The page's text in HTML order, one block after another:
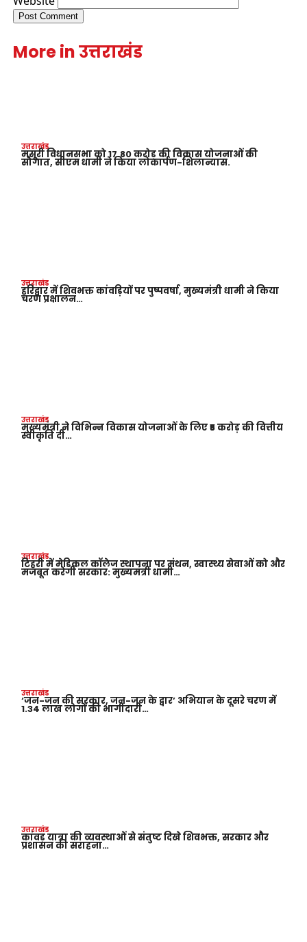
More in उत्तराखंड
उत्तराखंड
मसूरी विधानसभा को 17.80 करोड़ की विकास योजनाओं की
सौगात, सीएम धामी ने किया लोकार्पण-शिलान्यास.
उत्तराखंड
हरिद्वार में शिवभक्त कांवड़ियों पर पुष्पवर्षा, मुख्यमंत्री धामी ने किया
चरण प्रक्षालन…
उत्तराखंड
मुख्यमंत्री ने विभिन्न विकास योजनाओं के लिए ₹5 करोड़ की वित्तीय
स्वीकृति दी…
उत्तराखंड
टिहरी में मेडिकल कॉलेज स्थापना पर मंथन, स्वास्थ्य सेवाओं को और
मजबूत करेगी सरकार: मुख्यमंत्री धामी…
उत्तराखंड
‘जन-जन की सरकार, जन-जन के द्वार’ अभियान के दूसरे चरण में
1.34 लाख लोगों की भागीदारी…
उत्तराखंड
कांवड़ यात्रा की व्यवस्थाओं से संतुष्ट दिखे शिवभक्त, सरकार और
प्रशासन की सराहना…